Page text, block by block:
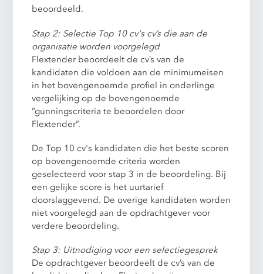
beoordeeld.
Stap 2: Selectie Top 10 cv's cv’s die aan de
organisatie worden voorgelegd
Flextender beoordeelt de cv’s van de
kandidaten die voldoen aan de minimumeisen
in het bovengenoemde profiel in onderlinge
vergelijking op de bovengenoemde
“gunningscriteria te beoordelen door
Flextender”.
De Top 10 cv's kandidaten die het beste scoren
op bovengenoemde criteria worden
geselecteerd voor stap 3 in de beoordeling. Bij
een gelijke score is het uurtarief
doorslaggevend. De overige kandidaten worden
niet voorgelegd aan de opdrachtgever voor
verdere beoordeling.
Stap 3: Uitnodiging voor een selectiegesprek
De opdrachtgever beoordeelt de cv’s van de